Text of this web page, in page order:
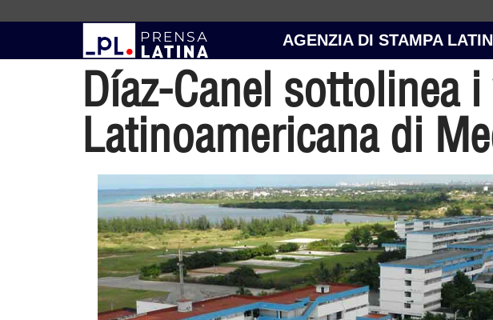
AGENZIA DI STAMPA
Díaz-Canel sottolinea
Latinoamericana di